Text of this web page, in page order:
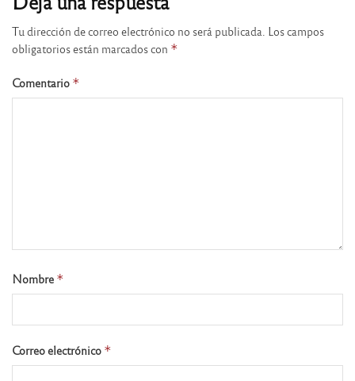
Tu dirección de correo electrónico no será publicada. Los campos
obligatorios están marcados con *
Comentario *
Nombre *
Correo electrónico *